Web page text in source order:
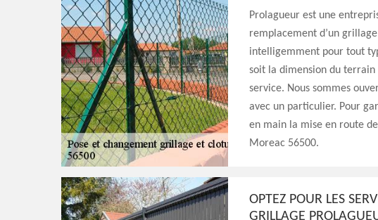
Prolagueur est une
remplacement d’un
intelligemment pour tout
soit la dimension du
service. Nous sommes
avec un particulier. Pour
en main la mise en route
Moreac 56500.
OPTEZ POUR LES
GRILLAGE